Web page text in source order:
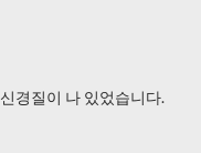
경질이 나 있었습니다.